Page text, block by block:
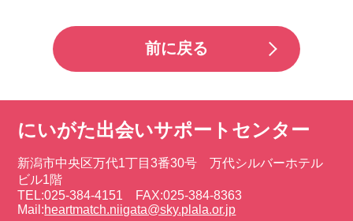
前に戻る
にいがた出会いサポートセンター
新潟市中央区万代1丁目3番30号 万代シルバーホテル
ビル1階
TEL:025-384-4151 FAX:025-384-8363
Mail:heartmatch.niigata@sky.plala.or.jp